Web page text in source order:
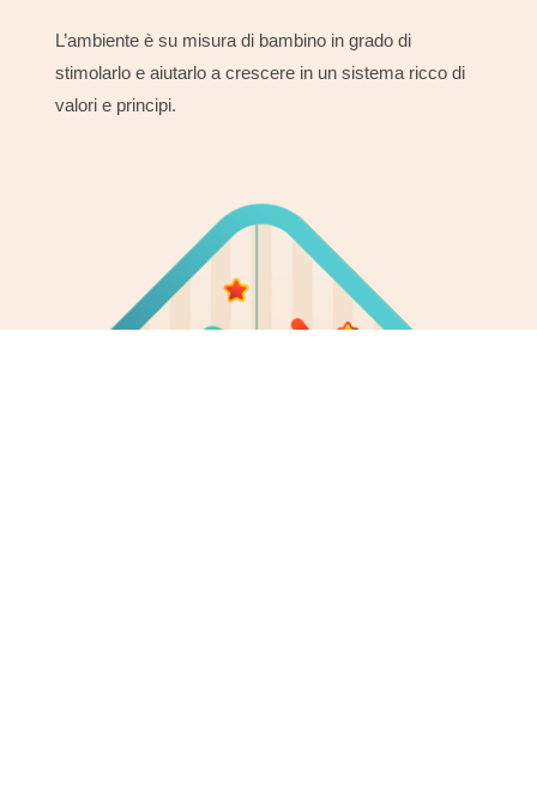
L’ambiente è su misura di bambino in grado di
stimolarlo e aiutarlo a crescere in un sistema ricco di
valori e principi.